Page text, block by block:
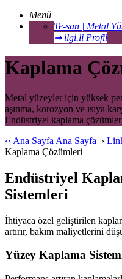
Menü
Te-san | Metal
➞ ilgi.li Profil
Kaplama
Metal yüzeyler için yüksek
aşınma, korozyon ve ısıya
Endüstriyel kaplama
‹‹ Ana Sayfa Ana Sayfa ›
Kaplama Çözümleri
Endüstriyel
Sistemleri
İhtiyaca özel geliştirilen
artırır, bakım maliyetlerini
Yüzey Kaplama